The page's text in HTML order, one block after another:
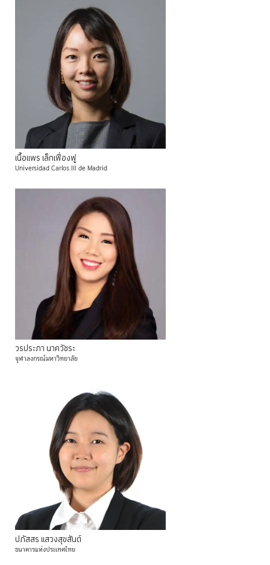
เนื้อแพร เล็กเฟื่องฟู
Universidad Carlos III de Madrid
วรประภา นาควัชระ
จุฬาลงกรณ์มหาวิทยาลัย
ปภัสสร แสวงสุขสันต์
ธนาคารแห่งประเทศไทย